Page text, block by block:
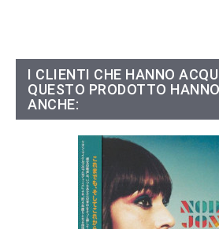
I CLIENTI CHE HANNO
QUESTO PRODOTTO
ANCHE: